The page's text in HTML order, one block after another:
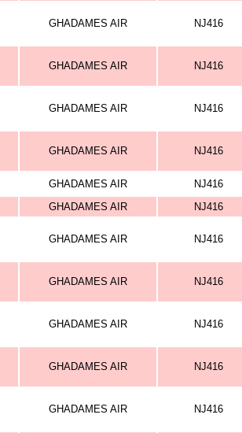
GHADAMES AIR NJ416
GHADAMES AIR NJ416
GHADAMES AIR NJ416
GHADAMES AIR NJ416
GHADAMES AIR NJ416
GHADAMES AIR NJ416
GHADAMES AIR NJ416
GHADAMES AIR NJ416
GHADAMES AIR NJ416
GHADAMES AIR NJ416
GHADAMES AIR NJ416